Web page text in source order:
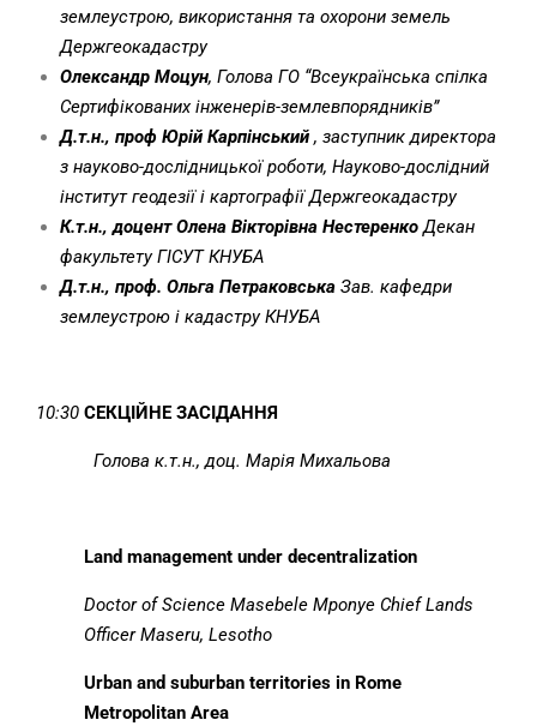
землеустрою, використання та охорони земель
Держгеокадастру
Олександр Моцун, Голова ГО “Всеукраїнська спілка
Сертифікованих інженерів-землевпорядників”
Д.т.н., проф Юрій Карпінський , заступник директора
з науково-дослідницької роботи, Науково-дослідний
інститут геодезії і картографії Держгеокадастру
К.т.н., доцент Олена Вікторівна НестеренкоДекан
факультету ГІСУТКНУБА
Д.т.н., проф. Ольга Петраковська Зав. кафедри
землеустрою і кадастру КНУБА
10:30 СЕКЦІЙНЕ ЗАСІДАННЯ
Голова к.т.н., доц. Марія Михальова
Land management under decentralization
Doctor of Science Masebele Mponye Chief Lands
Officer Maseru, Lesotho
Urban and suburban territories in Rome
Metropolitan Area